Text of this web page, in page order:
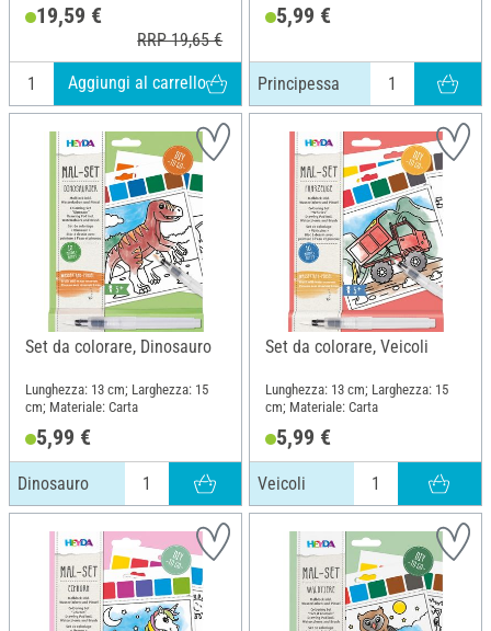
19,59 €
RRP 19,65 €
Aggiungi al carrello
5,99 €
Principessa
Set da colorare, Dinosauro
Lunghezza: 13 cm; Larghezza: 15
cm; Materiale: Carta
5,99 €
Dinosauro
Set da colorare, Veicoli
Lunghezza: 13 cm; Larghezza: 15
cm; Materiale: Carta
5,99 €
Veicoli